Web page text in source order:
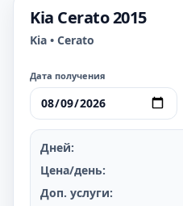
Kia Cerato 2015
Kia • Cerato
Дата получения
Дней:
Цена/день:
Доп. услуги: